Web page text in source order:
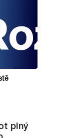
plný